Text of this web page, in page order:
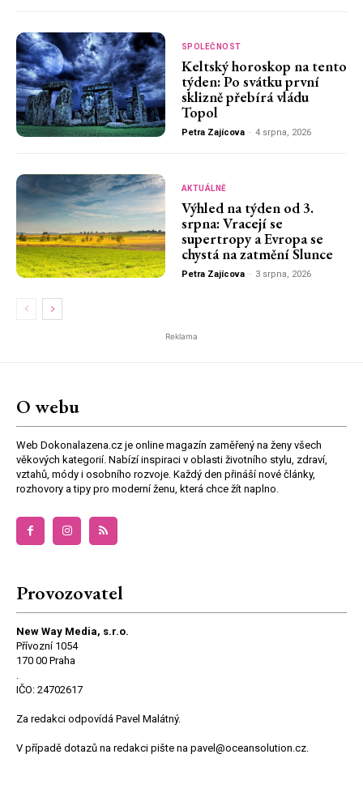
SPOLEČNOST
Keltský horoskop na tento
týden: Po svátku první
sklizně přebírá vládu
Topol
Petra Zajícova - 4 srpna, 2026
AKTUÁLNĚ
Výhled na týden od 3.
srpna: Vracejí se
supertropy a Evropa se
chystá na zatmění Slunce
Petra Zajícova - 3 srpna, 2026
Reklama
O webu
Web Dokonalazena.cz je online magazín zaměřený na ženy všech
věkových kategorií. Nabízí inspiraci v oblasti životního stylu, zdraví,
vztahů, módy i osobního rozvoje. Každý den přináší nové články,
rozhovory a tipy pro moderní ženu, která chce žít naplno.
Provozovatel
New Way Media, s.r.o.
Přívozní 1054
170 00 Praha
.
IČO: 24702617
Za redakci odpovídá Pavel Malátný.
V případě dotazů na redakci pište na pavel@oceansolution.cz.